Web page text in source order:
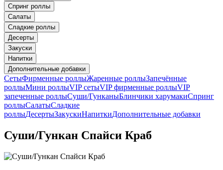
Спринг роллы
Салаты
Сладкие роллы
Десерты
Закуски
Напитки
Дополнительные добавки
СетыФирменные роллыЖаренные роллыЗапечённые
роллыМини роллыVIP сетыVIP фирменные роллыVIP
запеченные роллыСуши/ГунканыБлинчики харумакиСпринг
роллыСалатыСладкие
роллыДесертыЗакускиНапиткиДополнительные добавки
Суши/Гункан Спайси Краб